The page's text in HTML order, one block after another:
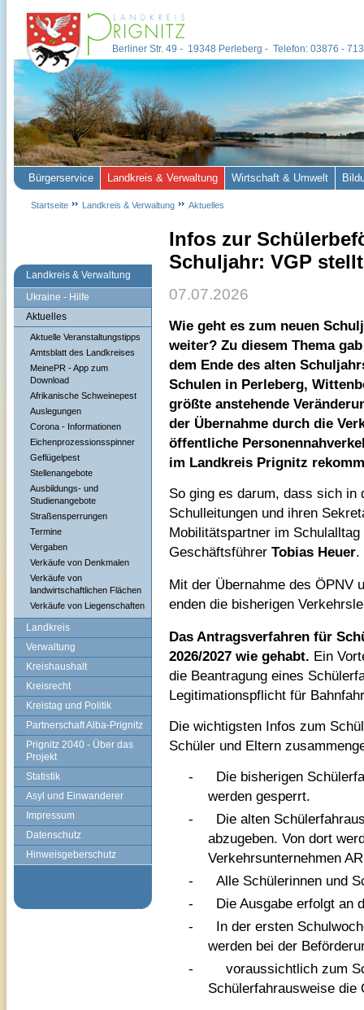
Landkreis & Verwaltung
Ukraine - Hilfe
Aktuelles
Aktuelle Veranstaltungstipps
Amtsblatt des Landkreises
MeinePR - App zum
Download
Afrikanische Schweinepest
Auslegungen
Corona - Informationen
Eichenprozessionsspinner
Geflügelpest
Stellenangebote
Ausbildungs- und
Studienangebote
Straßensperrungen
Termine
Vergaben
Verkäufe von Denkmalen
Verkäufe von
landwirtschaftlichen Flächen
Verkäufe von Liegenschaften
Landkreis
Verwaltung
Kreishaushalt
Kreisrecht
Kreistag und Politik
Partnerschaft Alba-Prignitz
Prignitz 2040 - Über das
Projekt
Statistik
Asyl und Einwanderer
Impressum
Datenschutz
Hinweisgeberschutz
Infos zur
Schuljahr: VGP
07.07.2026
Wie geht es zum neuen
weiter? Zu diesem Thema
dem Ende des alten
Schulen in Perleberg,
größte anstehende
der Übernahme durch die
öffentliche
im Landkreis Prignitz
So ging es darum, dass sich in
Schulleitungen und ihren
Mobilitätspartner im
Geschäftsführer Tobias Heuer
Mit der Übernahme des ÖPNV
enden die bisherigen
Das Antragsverfahren für
2026/2027 wie gehabt. Ein
die Beantragung eines
Legitimationspflicht für
Die wichtigsten Infos zum
Schüler und Eltern
-
Die bisherigen
werden gesperrt.
-
Die alten
abzugeben. Von dort
Verkehrsunternehmen
-
Alle Schülerinnen und
-
Die Ausgabe erfolgt an
-
In der ersten
werden bei der
-
voraussichtlich zum
Schülerfahrausweise die
Berliner Str. 49 - 19348 Perleberg - Telefon: 03876 -
Bürgerservice Landkreis & Verwaltung Wirtschaft & Umwelt
Startseite Landkreis & Verwaltung Aktuelles